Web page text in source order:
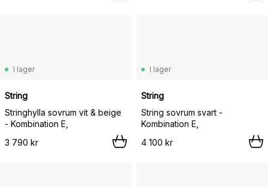
I lager
String
Stringhylla sovrum vit & beige
- Kombination E,
3 790 kr
I lager
String
String sovrum svart -
Kombination E,
4 100 kr